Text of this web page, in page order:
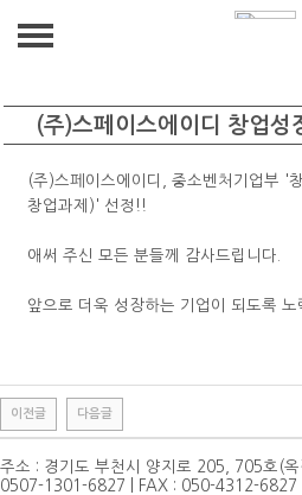
ABOUT
인사말
공지사항
공지사항
(주)스페이스에이디 창업성
(주)스페이스에이디, 중소벤처기업부 '
창업과제)' 선정!!
애써 주신 모든 분들께 감사드립니다.
앞으로 더욱 성장하는 기업이 되도록 노
이전글 다음글
주소 : 경기도 부천시 양지로 205, 705호(옥
0507-1301-6827 | FAX : 050-4312-6827